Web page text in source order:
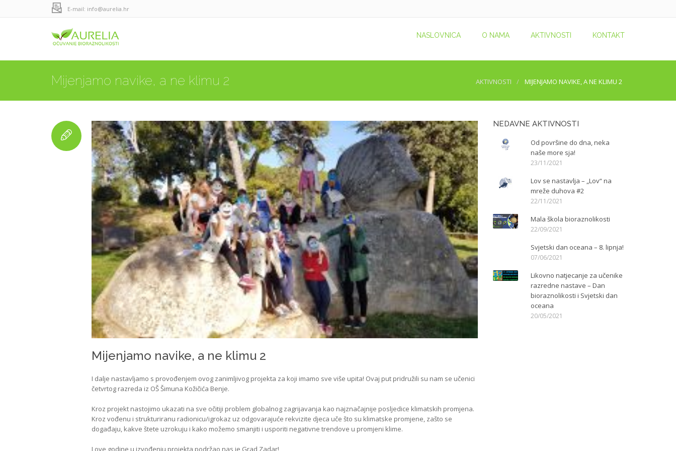
E-mail: info@aurelia.hr
NASLOVNICA O NAMA AKTIVNOSTI KONTAKT
Mijenjamo navike, a ne klimu 2 AKTIVNOSTI MIJENJAMO NAVIKE, A NE KLIMU 2
Mijenjamo navike, a ne klimu 2
I dalje nastavljamo s provođenjem ovog zanimljivog projekta za koji imamo sve više upita! Ovaj put pridružili su nam se učenici
četvrtog razreda iz OŠ Šimuna Kožičića Benje.
Kroz projekt nastojimo ukazati na sve očitiji problem globalnog zagrijavanja kao najznačajnije posljedice klimatskih promjena.
Kroz vođenu i strukturiranu radionicu/igrokaz uz odgovarajuće rekvizite djeca uče što su klimatske promjene, zašto se
događaju, kakve štete uzrokuju i kako možemo smanjiti i usporiti negativne trendove u promjeni klime.
I ove godine u izvođenju projekta podržao nas je Grad Zadar!
NEDAVNE AKTIVNOSTI
Od površine do dna, neka
naše more sja!
23/11/2021
Lov se nastavlja – „Lov“ na
mreže duhova #2
22/11/2021
Mala škola bioraznolikosti
22/09/2021
Svjetski dan oceana – 8. lipnja!
07/06/2021
Likovno natjecanje za učenike
razredne nastave – Dan
bioraznolikosti i Svjetski dan
oceana
20/05/2021